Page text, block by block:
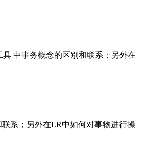
中事务概念的区别和联系；另外在
系；另外在LR中如何对事物进行操